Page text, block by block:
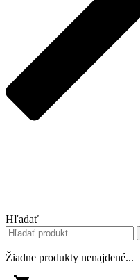
Hľadať
Žiadne produkty nenajdené...